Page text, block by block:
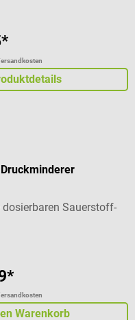
dosierbaren Sauerstoff-
Warenkorb